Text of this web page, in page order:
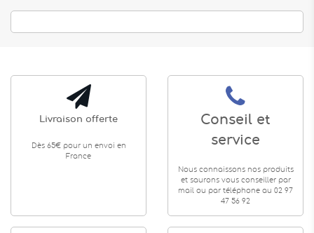
Livraison offerte
Dès 65€ pour un envoi en
France
Conseil et
service
Nous connaissons nos produits
et saurons vous conseiller par
mail ou par téléphone au 02 97
47 56 92